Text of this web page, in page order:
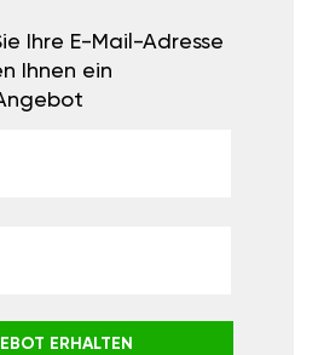
Ihre E-Mail-Adresse
Ihnen ein
ERHALTEN